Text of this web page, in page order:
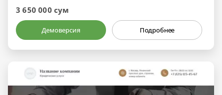
3 650 000 сум
Демоверсия Подробнее